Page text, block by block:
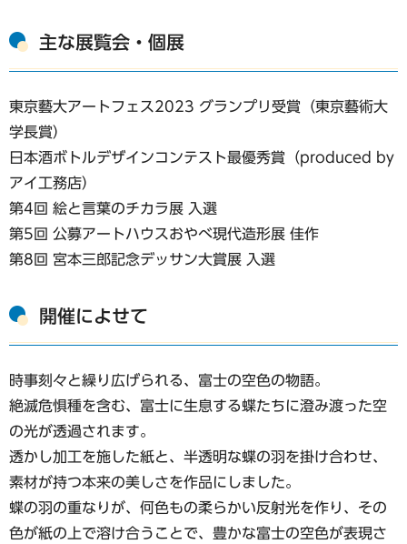
主な展覧会・個展
東京藝大アートフェス2023 グランプリ受賞（東京藝術大
学長賞）
日本酒ボトルデザインコンテスト最優秀賞（produced by
アイ工務店）
第4回 絵と言葉のチカラ展 入選
第5回 公募アートハウスおやべ現代造形展 佳作
第8回 宮本三郎記念デッサン大賞展 入選
開催によせて
時事刻々と繰り広げられる、富士の空色の物語。
絶滅危惧種を含む、富士に生息する蝶たちに澄み渡った空
の光が透過されます。
透かし加工を施した紙と、半透明な蝶の羽を掛け合わせ、
素材が持つ本来の美しさを作品にしました。
蝶の羽の重なりが、何色もの柔らかい反射光を作り、その
色が紙の上で溶け合うことで、豊かな富士の空色が表現さ